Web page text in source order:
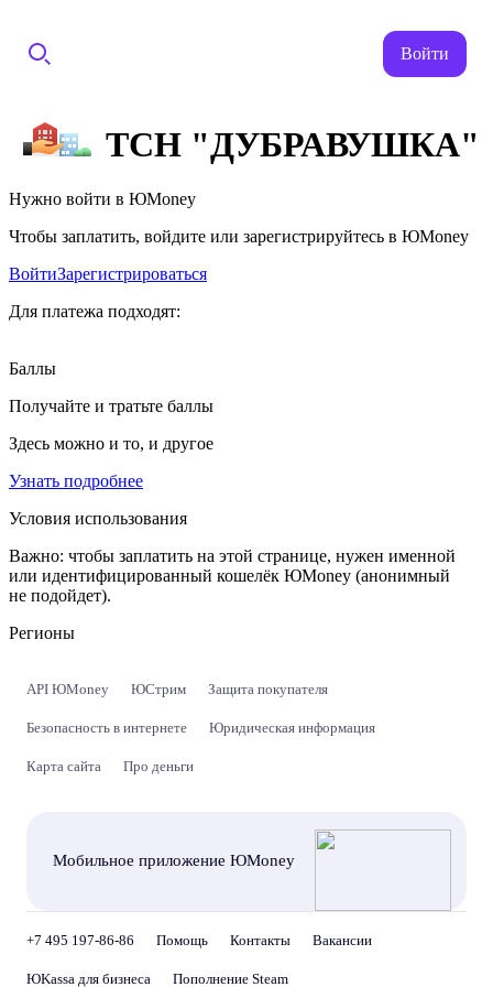
Войти
ТСН "ДУБРАВУШКА"
Нужно войти в ЮMoney
Чтобы заплатить, войдите или зарегистрируйтесь в ЮMoney
ВойтиЗарегистрироваться
Для платежа подходят:
Баллы
Получайте и тратьте баллы
Здесь можно и то, и другое
Узнать подробнее
Условия использования
Важно: чтобы заплатить на этой странице, нужен именной
или идентифицированный кошелёк ЮMoney (анонимный
не подойдет).
Регионы
API ЮMoney ЮСтрим Защита покупателя
Безопасность в интернете Юридическая информация
Карта сайта Про деньги
Мобильное приложение ЮMoney
+7 495 197-86-86 Помощь Контакты Вакансии
ЮKassa для бизнеса Пополнение Steam